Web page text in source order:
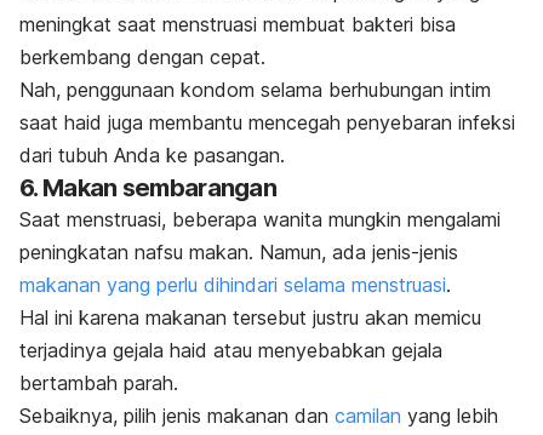
meningkat saat menstruasi membuat bakteri bisa
berkembang dengan cepat.
Nah, penggunaan kondom selama berhubungan intim
saat haid juga membantu mencegah penyebaran infeksi
dari tubuh Anda ke pasangan.
6. Makan sembarangan
Saat menstruasi, beberapa wanita mungkin mengalami
peningkatan nafsu makan. Namun, ada jenis-jenis
makanan yang perlu dihindari selama menstruasi.
Hal ini karena makanan tersebut justru akan memicu
terjadinya gejala haid atau menyebabkan gejala
bertambah parah.
Sebaiknya, pilih jenis makanan dan camilan yang lebih